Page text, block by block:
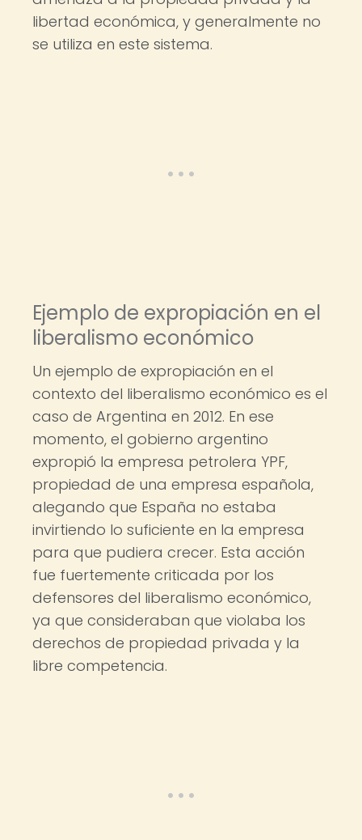
libertad económica, y generalmente no
se utiliza en este sistema.
Ejemplo de expropiación en el
liberalismo económico
Un ejemplo de expropiación en el
contexto del liberalismo económico es el
caso de Argentina en 2012. En ese
momento, el gobierno argentino
expropió la empresa petrolera YPF,
propiedad de una empresa española,
alegando que España no estaba
invirtiendo lo suficiente en la empresa
para que pudiera crecer. Esta acción
fue fuertemente criticada por los
defensores del liberalismo económico,
ya que consideraban que violaba los
derechos de propiedad privada y la
libre competencia.